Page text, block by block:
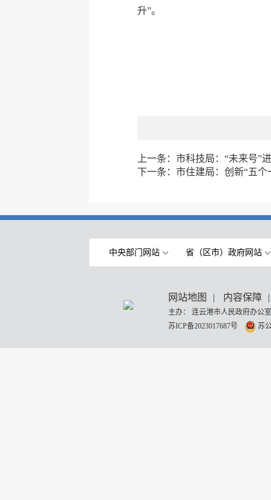
升”。
上一条： 市科技局：“未来号”
下一条： 市住建局：创新“五个
中央部门网站 省（区市）政府网站
网站地图 | 内容保障 |
主办： 连云港市人民政府办
苏ICP备2023017687号
苏